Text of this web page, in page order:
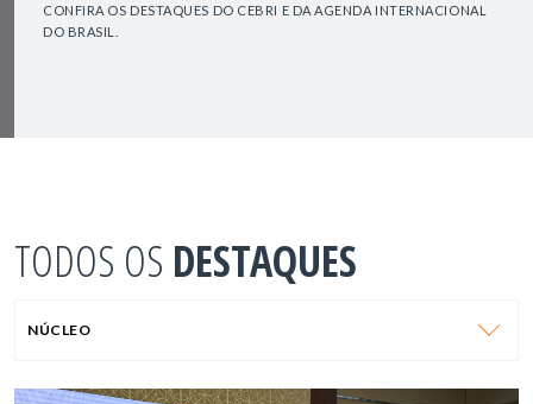
CONFIRA OS DESTAQUES DO CEBRI E DA AGENDA INTERNACIONAL
DO BRASIL.
TODOS OS DESTAQUES
NÚCLEO